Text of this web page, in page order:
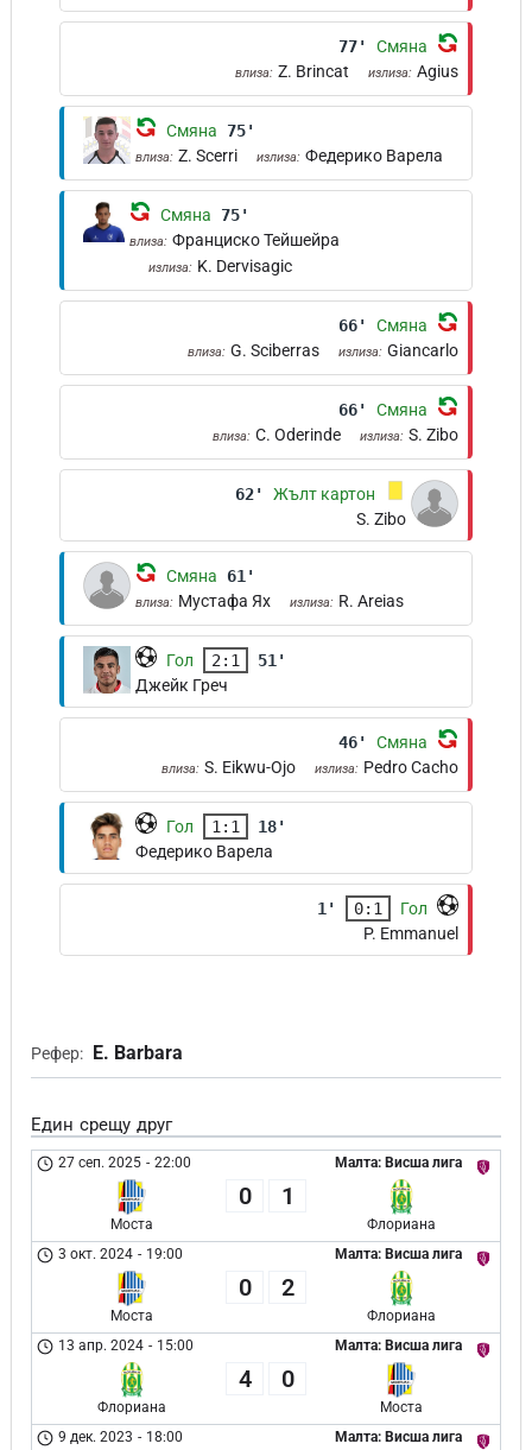
77' Смяна
влиза: Z. Brincat излиза: Agius
Смяна 75'
влиза: Z. Scerri излиза: Федерико Варела
Смяна 75'
влиза: Франциско Тейшейра
излиза: K. Dervisagic
66' Смяна
влиза: G. Sciberras излиза: Giancarlo
66' Смяна
влиза: C. Oderinde излиза: S. Zibo
62'
Жълт картон
S. Zibo
Смяна 61'
влиза: Мустафа Ях излиза: R. Areias
Гол 2:1
51'
Джейк Греч
46' Смяна
влиза: S. Eikwu-Ojo излиза: Pedro Cacho
Гол 1:1
18'
Федерико Варела
1' 0:1
Гол
P. Emmanuel
Рефер: E. Barbara
Един срещу друг
Малта: Висша лига
27 сеп. 2025 - 22:00
Моста
0 1
Флориана
Малта: Висша лига
3 окт. 2024 - 19:00
Моста
0 2
Флориана
Малта: Висша лига
13 апр. 2024 - 15:00
Флориана
4 0
Моста
Малта: Висша лига
9 дек. 2023 - 18:00